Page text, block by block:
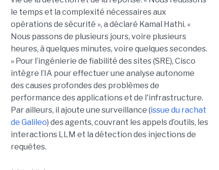
le temps et la complexité nécessaires aux
opérations de sécurité », a déclaré Kamal Hathi. «
Nous passons de plusieurs jours, voire plusieurs
heures, à quelques minutes, voire quelques secondes.
» Pour l’ingénierie de fiabilité des sites (SRE), Cisco
intègre l’IA pour effectuer une analyse autonome
des causes profondes des problèmes de
performance des applications et de l'infrastructure.
Par ailleurs, il ajoute une surveillance (issue du rachat
de Galileo) des agents, couvrant les appels d’outils, les
interactions LLM et la détection des injections de
requêtes.